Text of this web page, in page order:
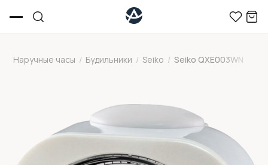
Наручные часы / Будильники / Seiko / Seiko QXE003WN